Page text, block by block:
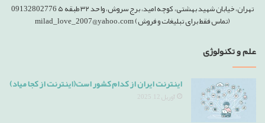
تهران، خیابان شهید بهشتی، کوچه امید، برج سروش، واحد ۳۲ طبقه ۵ 09132802776
(تماس فقط برای تبلیغات و فروش) milad_love_2007@yahoo.com
علم و تکنولوژی
اینترنت ایران از کدام کشور است(اینترنت از کجا میاد)
آوریل 12, 2025